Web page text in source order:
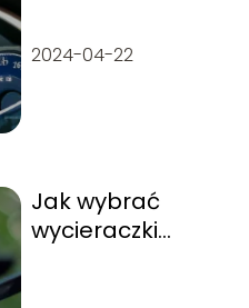
2024-04-22
Jak wybrać
wycieraczki